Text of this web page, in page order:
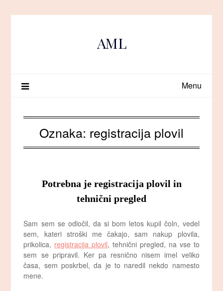
AML
Menu
Oznaka: registracija plovil
Potrebna je registracija plovil in
tehnični pregled
Sam sem se odločil, da si bom letos kupil čoln, vedel
sem, kateri stroški me čakajo, sam nakup plovila,
prikolica, registracija plovil, tehnični pregled, na vse to
sem se pripravil. Ker pa resnično nisem imel veliko
časa, sem poskrbel, da je to naredil nekdo namesto
mene.